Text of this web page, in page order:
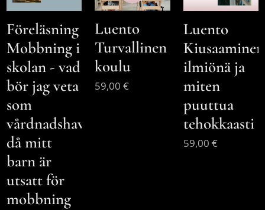
Föreläsning
Mobbning i
skolan - vad
bör jag veta
som
vårdnadshavare
då mitt
barn är
utsatt för
mobbning
Luento
Turvallinen
koulu
59,00 €
Luento
Kiusaaminen
ilmiönä ja
miten
puuttua
tehokkaasti
59,00 €